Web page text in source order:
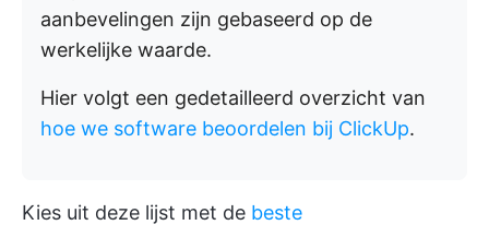
aanbevelingen zijn gebaseerd op de
werkelijke waarde.
Hier volgt een gedetailleerd overzicht van
hoe we software beoordelen bij ClickUp.
Kies uit deze lijst met de beste